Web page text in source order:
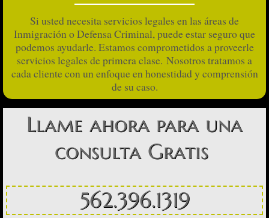
Reinstatement of I-130 Petition
Criminal Defense Services
Contact Us
Español
Nuestra Mision
Servicios de Inmigracion
Servicios de Defensa Criminal
Si usted necesita servicios legales en las áreas de
Inmigración o Defensa Criminal, puede estar seguro que
podemos ayudarle. Estamos comprometidos a proveerle
servicios legales de primera clase. Nosotros tratamos a
cada cliente con un enfoque en honestidad y comprensión
de su caso.
Llame ahora para una
consulta Gratis
562.396.1319